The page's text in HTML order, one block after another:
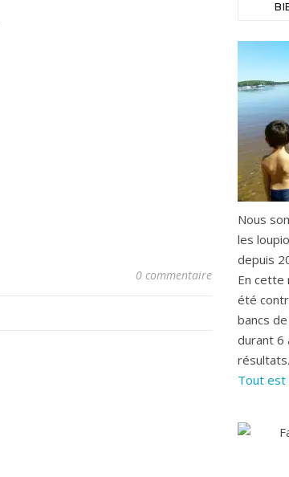
0 commentaire
Nous
les
depuis
En
été
bancs
durant 6
Tout est